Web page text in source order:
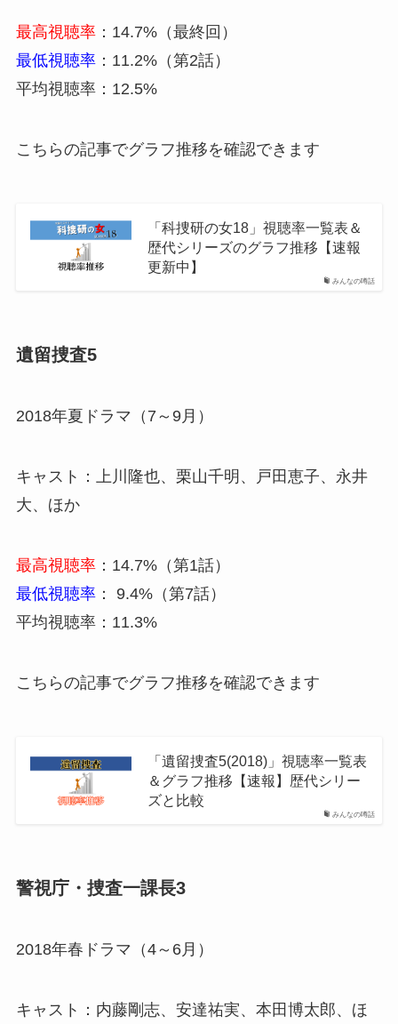
最高視聴率：14.7%（最終回）
最低視聴率：11.2%（第2話）
平均視聴率：12.5%
こちらの記事でグラフ推移を確認できます
みんなの噂話
「科捜研の女18」視聴率一覧表＆
歴代シリーズのグラフ推移【速報
更新中】
遺留捜査5
2018年夏ドラマ（7～9月）
キャスト：上川隆也、栗山千明、戸田恵子、永井
大、ほか
最高視聴率：14.7%（第1話）
最低視聴率： 9.4%（第7話）
平均視聴率：11.3%
こちらの記事でグラフ推移を確認できます
みんなの噂話
「遺留捜査5(2018)」視聴率一覧表
＆グラフ推移【速報】歴代シリー
ズと比較
警視庁・捜査一課長3
2018年春ドラマ（4～6月）
キャスト：内藤剛志、安達祐実、本田博太郎、ほ